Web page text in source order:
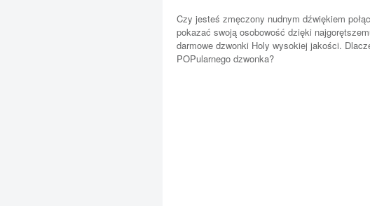
Czy jesteś zmęczony nudnym dźwiękiem
pokazać swoją osobowość dzięki
darmowe dzwonki Holy wysokiej jakości.
POPularnego dzwonka?